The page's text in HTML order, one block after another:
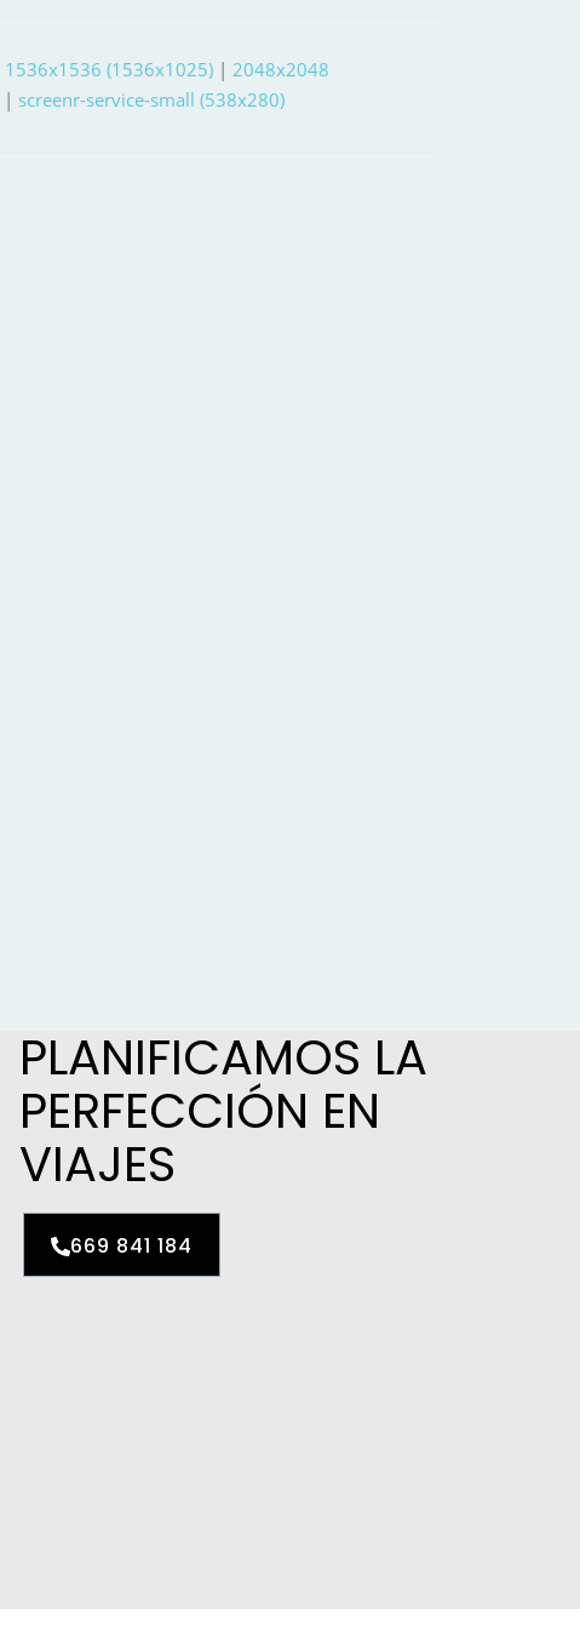
1536x1536 (1536x1025) | 2048x2048
| screenr-service-small (538x280)
PLANIFICAMOS LA
PERFECCIÓN EN
VIAJES
669 841 184